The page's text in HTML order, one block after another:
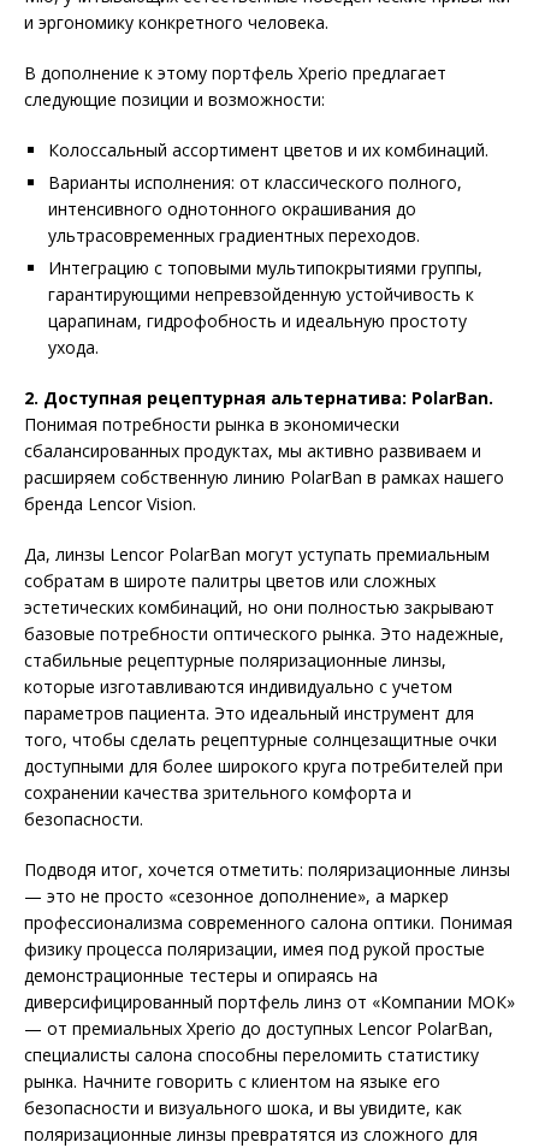
и эргономику конкретного человека.
В дополнение к этому портфель Xperio предлагает
следующие позиции и возможности:
Колоссальный ассортимент цветов и их комбинаций.
Варианты исполнения: от классического полного,
интенсивного однотонного окрашивания до
ультрасовременных градиентных переходов.
Интеграцию с топовыми мультипокрытиями группы,
гарантирующими непревзойденную устойчивость к
царапинам, гидрофобность и идеальную простоту
ухода.
2. Доступная рецептурная альтернатива: PolarBan.
Понимая потребности рынка в экономически
сбалансированных продуктах, мы активно развиваем и
расширяем собственную линию PolarBan в рамках нашего
бренда Lencor Vision.
Да, линзы Lencor PolarBan могут уступать премиальным
собратам в широте палитры цветов или сложных
эстетических комбинаций, но они полностью закрывают
базовые потребности оптического рынка. Это на­дежные,
стабильные рецептурные поляризационные линзы,
которые изготавливаются индивидуально с учетом
параметров пациента. Это идеальный инструмент для
того, чтобы сделать рецептурные солнцезащитные очки
доступными для более широкого круга потребителей при
сохранении качества зрительного комфорта и
безопасности.
Подводя итог, хочется отметить: поляризационные линзы
— это не просто «сезонное дополнение», а маркер
профессионализма современного салона оптики. Понимая
физику процесса поляризации, имея под рукой простые
демонстрационные тестеры и опираясь на
диверсифицированный портфель линз от «Компании МОК»
— от премиальных Xperio до доступных Lencor PolarBan,
специалисты салона способны переломить статистику
рынка. Начните говорить с клиентом на языке его
безопасности и визуального шока, и вы увидите, как
поляризационные линзы превратятся из сложного для